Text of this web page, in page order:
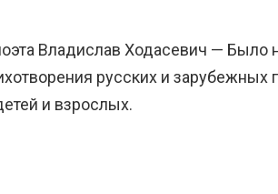
Владислав Ходасевич —
русских и зарубежных
и взрослых.